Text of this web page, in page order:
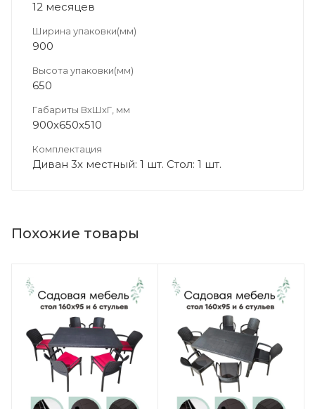
12 месяцев
Ширина упаковки(мм)
900
Высота упаковки(мм)
650
Габариты ВхШхГ, мм
900х650х510
Комплектация
Диван 3х местный: 1 шт. Стол: 1 шт.
Похожие товары